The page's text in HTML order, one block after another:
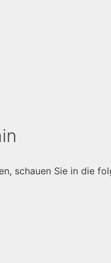
schauen Sie in die